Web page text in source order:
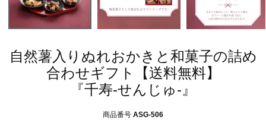
自然薯入りぬれおかきと和菓子の詰め
合わせギフト【送料無料】
『千寿-せんじゅ-』
商品番号 ASG-506